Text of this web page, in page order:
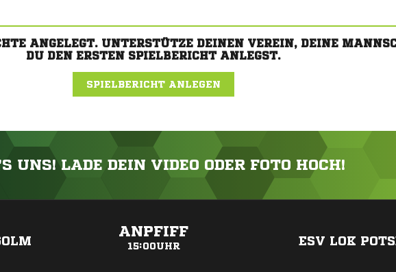
ANGELEGT. UNTERSTÜTZE DEINEN VEREIN, DEINE
DU DEN ERSTEN SPIELBERICHT ANLEGST.
SPIELBERICHT ANLEGEN
UNS! LADE DEIN VIDEO ODER FOTO HOCH!
ANPFIFF
15:00UHR ESV LOK